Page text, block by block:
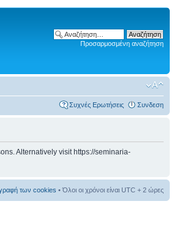
Προσαρμοσμένη αναζήτηση
Συχνές Ερωτήσεις Συνδεση
Alternatively visit https://seminaria-
των cookies • Όλοι οι χρόνοι είναι UTC + 2 ώρες